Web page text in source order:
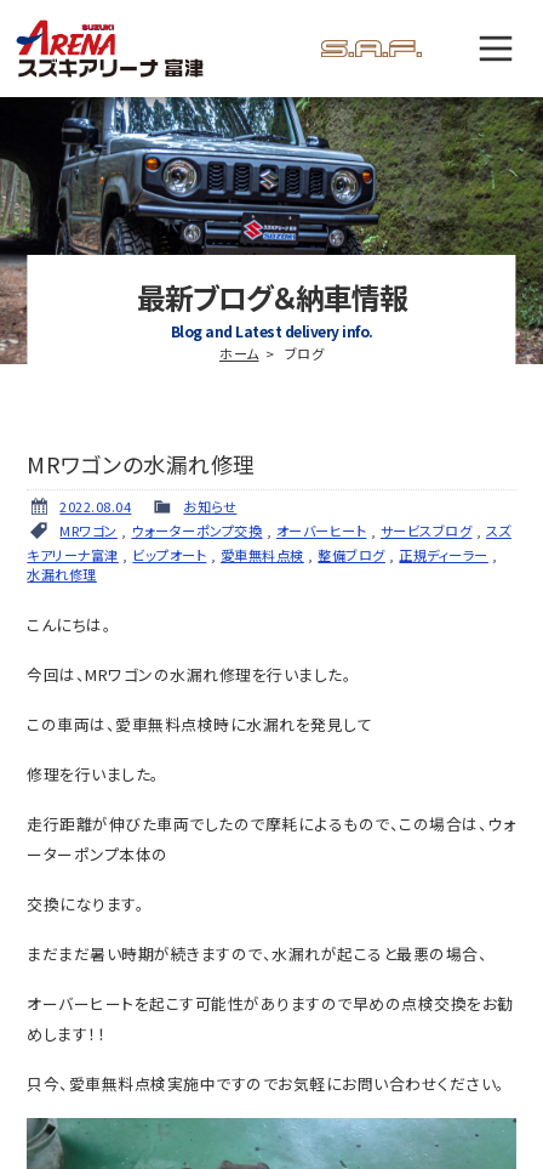
最新ブログ＆納車情報
Blog and Latest delivery info.
ホーム ブログ
MRワゴンの水漏れ修理
2022.08.04
お知らせ
MRワゴン
ウォーターポンプ交換 オーバーヒート サービスブログ, スズ
キアリーナ富津
ビップオート 愛車無料点検 ,整備ブログ, 正規ディーラー
水漏れ修理
こんにちは。
今回は、MRワゴンの水漏れ修理を行いました。
この車両は、愛車無料点検時に水漏れを発見して
修理を行いました。
走行距離が伸びた車両でしたので摩耗によるもので、この場合は、ウォ
ーターポンプ本体の
交換になります。
まだまだ暑い時期が続きますので、水漏れが起こると最悪の場合、
オーバーヒートを起こす可能性がありますので早めの点検交換をお勧
めします！！
只今、愛車無料点検実施中ですのでお気軽にお問い合わせください。